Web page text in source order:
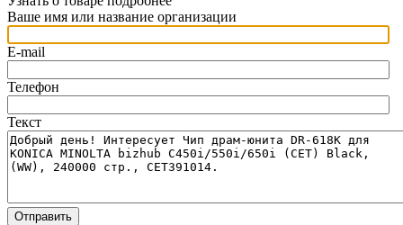
Ваше имя или название организации
E-mail
Телефон
Текст
Отправить